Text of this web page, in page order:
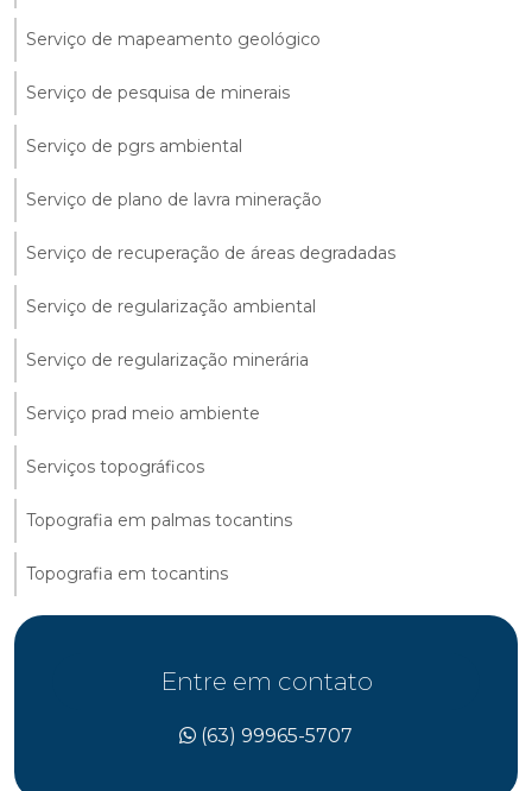
Serviço de mapeamento geológico
Serviço de pesquisa de minerais
Serviço de pgrs ambiental
Serviço de plano de lavra mineração
Serviço de recuperação de áreas degradadas
Serviço de regularização ambiental
Serviço de regularização minerária
Serviço prad meio ambiente
Serviços topográficos
Topografia em palmas tocantins
Topografia em tocantins
Entre em contato
(63) 99965-5707